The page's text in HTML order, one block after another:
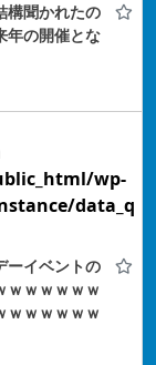
構聞かれたの
年の開催とな
wp-
data_q
ーイベントの
ｗｗｗｗｗｗ
ｗｗｗｗｗｗ